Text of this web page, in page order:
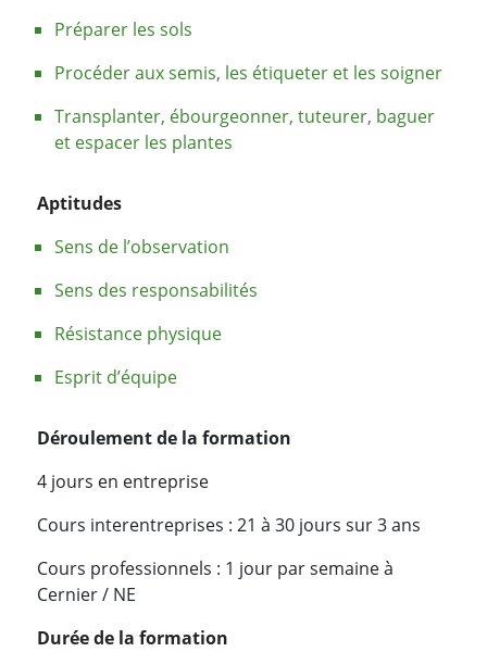
Préparer les sols
Procéder aux semis, les étiqueter et les soigner
Transplanter, ébourgeonner, tuteurer, baguer
et espacer les plantes
Aptitudes
Sens de l’observation
Sens des responsabilités
Résistance physique
Esprit d’équipe
Déroulement de la formation
4 jours en entreprise
Cours interentreprises : 21 à 30 jours sur 3 ans
Cours professionnels : 1 jour par semaine à
Cernier / NE
Durée de la formation